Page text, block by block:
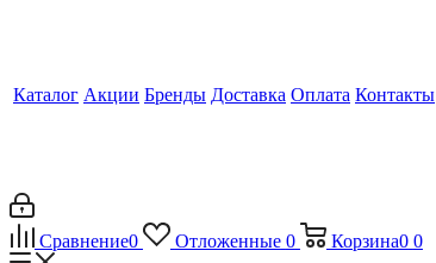
Каталог Акции Бренды Доставка Оплата Контакты
Сравнение0 Отложенные 0 Корзина0 0